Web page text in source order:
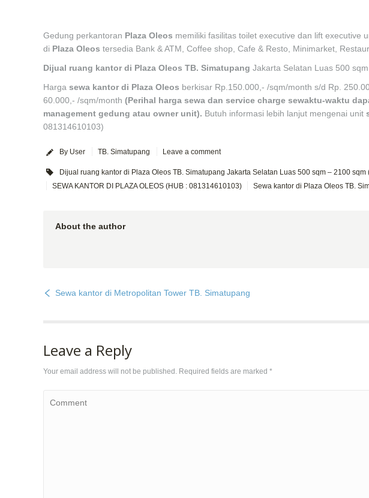
Gedung perkantoran Plaza Oleos memiliki fasilitas toilet executive dan lift executive
di Plaza Oleos tersedia Bank & ATM, Coffee shop, Cafe & Resto, Minimarket,
Dijual ruang kantor di Plaza Oleos TB. Simatupang Jakarta Selatan Luas 500
Harga sewa kantor di Plaza Oleos berkisar Rp.150.000,- /sqm/month s/d Rp.
60.000,- /sqm/month (Perihal harga sewa dan service charge sewaktu-waktu
management gedung atau owner unit). Butuh informasi lebih lanjut mengenai unit
081314610103)
By User TB. Simatupang Leave a comment
Dijual ruang kantor di Plaza Oleos TB. Simatupang Jakarta Selatan Luas 500 sqm – 2100
SEWA KANTOR DI PLAZA OLEOS (HUB : 081314610103)
Sewa kantor di Plaza Oleos TB.
About the author
Sewa kantor di Metropolitan Tower TB. Simatupang
Leave a Reply
Your email address will not be published. Required fields are marked *